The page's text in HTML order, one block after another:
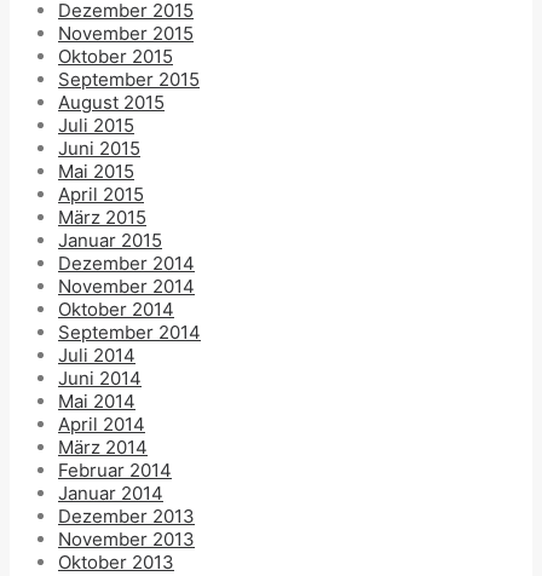
Dezember 2015
November 2015
Oktober 2015
September 2015
August 2015
Juli 2015
Juni 2015
Mai 2015
April 2015
März 2015
Januar 2015
Dezember 2014
November 2014
Oktober 2014
September 2014
Juli 2014
Juni 2014
Mai 2014
April 2014
März 2014
Februar 2014
Januar 2014
Dezember 2013
November 2013
Oktober 2013